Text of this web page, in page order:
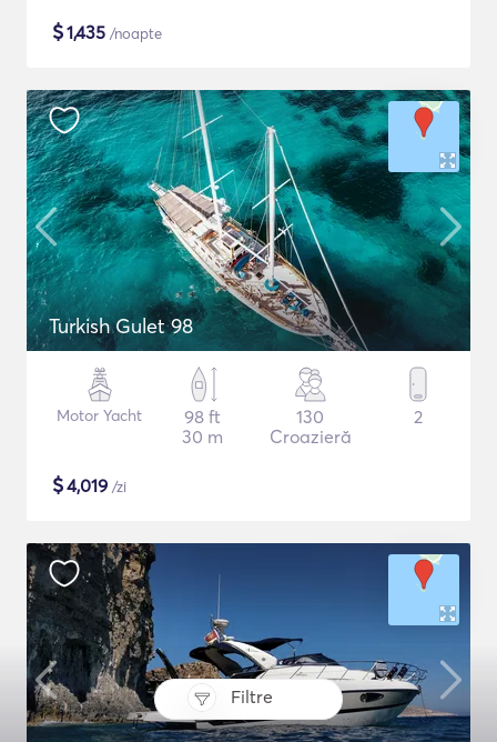
Filtre
$1,435 /noapte
Turkish Gulet 98
Motor Yacht
98 ft
30 m
130
Croazieră
2
$4,019 /zi